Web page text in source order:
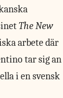
The New
arbete där
tar sig an
i en svensk